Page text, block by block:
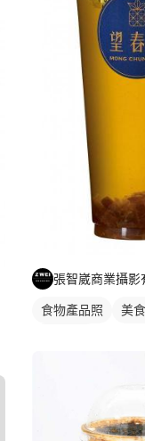
張智崴商業攝影
食物產品照
美